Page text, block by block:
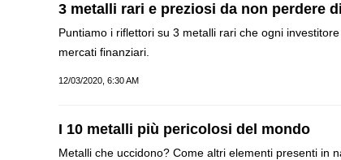
3 metalli rari e preziosi da non perdere
Puntiamo i riflettori su 3 metalli rari che ogni
mercati finanziari.
12/03/2020, 6:30 AM
I 10 metalli più pericolosi del mondo
Metalli che uccidono? Come altri elementi presenti in